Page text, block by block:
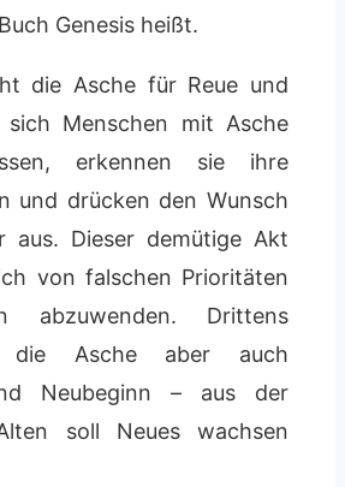
Genesis heißt.
die Asche für Reue und
sich Menschen mit Asche
erkennen sie ihre
und drücken den Wunsch
aus. Dieser demütige Akt
von falschen Prioritäten
abzuwenden. Drittens
die Asche aber auch
Neubeginn – aus der
soll Neues wachsen